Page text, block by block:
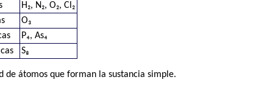
H₂, N₂, O₂, Cl₂
O₃
P₄, As₄
S₈
de átomos que forman la sustancia simple.